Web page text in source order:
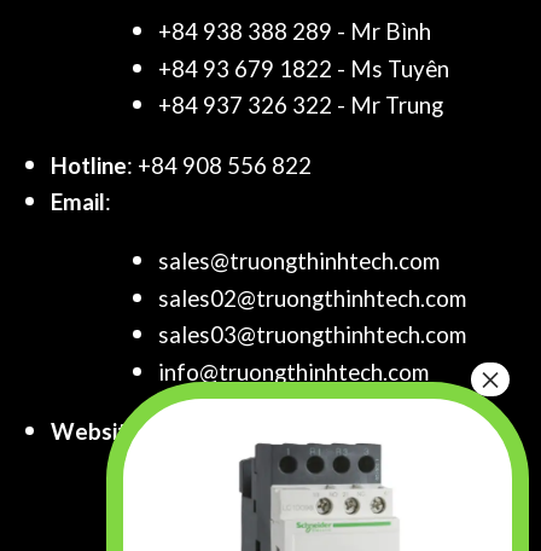
+84 938 388 289 - Mr Bình
+84 93 679 1822 - Ms Tuyên
+84 937 326 322 - Mr Trung
Hotline: +84 908 556 822
Email:
sales@truongthinhtech.com
sales02@truongthinhtech.com
sales03@truongthinhtech.com
info@truongthinhtech.com
Website:
www.truongthinhtech.com
www.components.com.vn